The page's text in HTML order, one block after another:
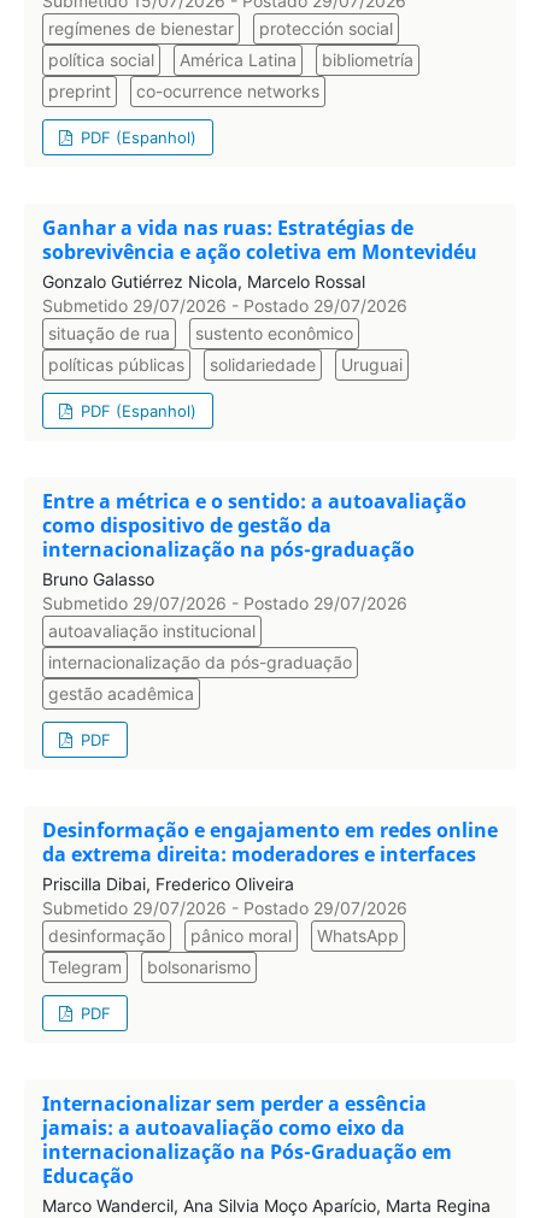
regímenes de bienestar
protección social
política social
América Latina
bibliometría
preprint
co-ocurrence networks
PDF (Espanhol)
Ganhar a vida nas ruas: Estratégias de
sobrevivência e ação coletiva em Montevidéu
Gonzalo Gutiérrez Nicola, Marcelo Rossal
Submetido 29/07/2026 - Postado 29/07/2026
situação de rua
sustento econômico
políticas públicas
solidariedade Uruguai
PDF (Espanhol)
Entre a métrica e o sentido: a autoavaliação
como dispositivo de gestão da
internacionalização na pós-graduação
Bruno Galasso
Submetido 29/07/2026 - Postado 29/07/2026
autoavaliação institucional
internacionalização da pós-graduação
gestão acadêmica
PDF
Desinformação e engajamento em redes online
da extrema direita: moderadores e interfaces
Priscilla Dibai, Frederico Oliveira
Submetido 29/07/2026 - Postado 29/07/2026
desinformação
pânico moral
WhatsApp
Telegram
bolsonarismo
PDF
Internacionalizar sem perder a essência
jamais: a autoavaliação como eixo da
internacionalização na Pós-Graduação em
Educação
Marco Wandercil, Ana Silvia Moço Aparício, Marta Regina